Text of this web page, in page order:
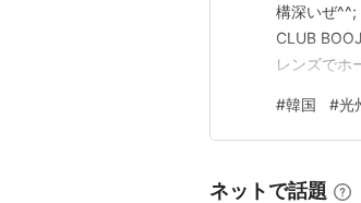
構深いぜ^^;
CLUB
レンズでホ
今日はまだ
ん…
#韓国 #光
ネットで話題